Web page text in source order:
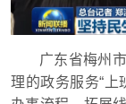
广东省梅州
理的政务服务“上